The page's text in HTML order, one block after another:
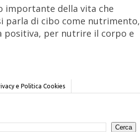
importante della vita che
parla di cibo come nutrimento,
positiva, per nutrire il corpo e
e Politica Cookies